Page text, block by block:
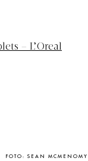
– L’Oreal
FOTO: SEAN MCMENOMY